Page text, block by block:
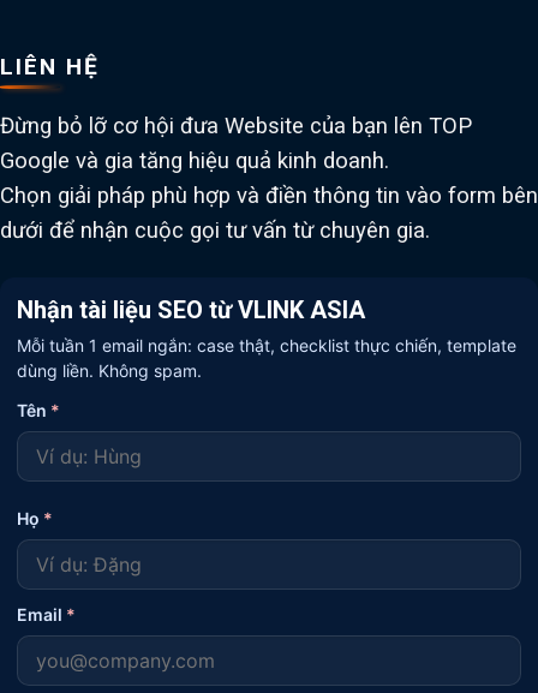
LIÊN HỆ
Đừng bỏ lỡ cơ hội đưa Website của bạn lên TOP
Google và gia tăng hiệu quả kinh doanh.
Chọn giải pháp phù hợp và điền thông tin vào form bên
dưới để nhận cuộc gọi tư vấn từ chuyên gia.
Nhận tài liệu SEO từ VLINK ASIA
Mỗi tuần 1 email ngắn: case thật, checklist thực chiến, template
dùng liền. Không spam.
Tên *
Họ *
Email *